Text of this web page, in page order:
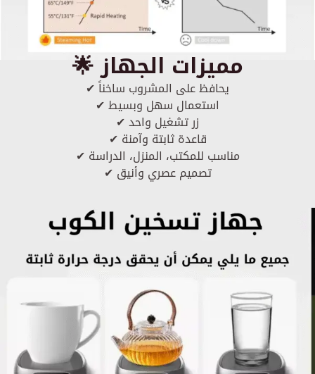
🌟 مميزات الجهاز
✔ يحافظ على المشروب ساخناً
✔ استعمال سهل وبسيط
✔ زر تشغيل واحد
✔ قاعدة ثابتة وآمنة
✔ مناسب للمكتب، المنزل، الدراسة
✔ تصميم عصري وأنيق